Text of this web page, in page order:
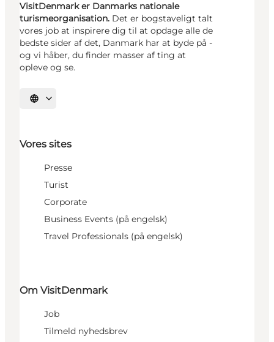
VisitDenmark er Danmarks nationale
turismeorganisation. Det er bogstaveligt talt
vores job at inspirere dig til at opdage alle de
bedste sider af det, Danmark har at byde på -
og vi håber, du finder masser af ting at
opleve og se.
Vælg sprog
Vores sites
Presse
Turist
Corporate
Business Events (på engelsk)
Travel Professionals (på engelsk)
Om VisitDenmark
Job
Tilmeld nyhedsbrev